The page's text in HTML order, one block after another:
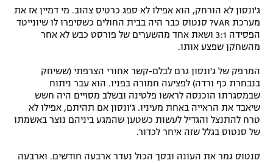
מדיניות פרטיות
תקנון פעילות ספורט 1
רשיון להקרנה פומבית לבית עסק
הצטרפות לחבילת הערוצים
לוח דרושים – ג'ובנט
אומנויות לחימה
גיימינג E-Sports
ג'ונסון לא הורחק, הוא אפילו לא ספג כרטיס צהוב. מי דמיין אז את
מערכת VAR? סנטוס כבר היה בבית החולים כשסיפרו לו שיונייטד
הפסידה 3:1 ושאת אחד מהשערים של פורסט כבש לא אחר
מהשחקן שפצע אותו.
המרפק של ג'ונסון גרם לבלם-קשר אחורי הצרפתי (ששיחק
בנבחרת כף ורדה) לפציעה חמורה בפניו. הוא עבר ניתוח
שבמסגרתו הוכנסה לראשו פלטינה ובשלב מסויים היה חשש
שיאבד את הראייה באחת מעיניו. ג'ונסון אם תהיתם, אפילו לא
טרח להתנצל והגדיל לעשות כשטען שהמגע ביניהם נוצר באשמתו
של סנטוס בגלל שזה איחר לכדור.
סנטוס גמר את העונה ובסך הכול נעדר ארבעה חודשים. וארבעה